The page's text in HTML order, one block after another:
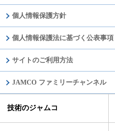
個人情報保護方針
個人情報保護法に基づく公表事項
サイトのご利用方法
JAMCO ファミリーチャンネル
技術のジャムコ